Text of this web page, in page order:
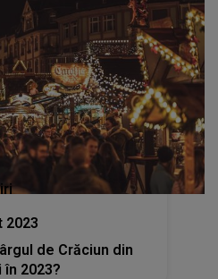
2023
de Crăciun din
în 2023?